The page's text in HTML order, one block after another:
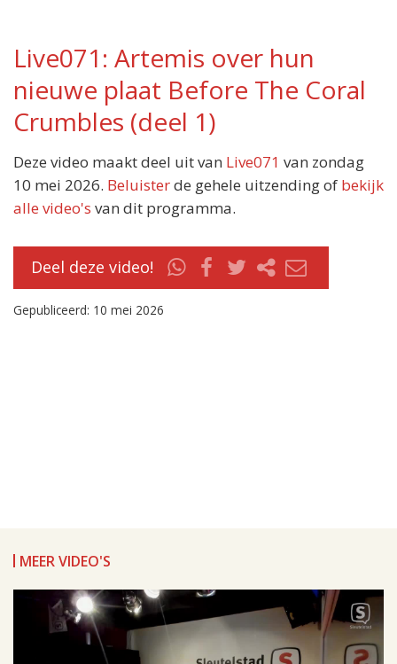
Live071: Artemis over hun
nieuwe plaat Before The Coral
Crumbles (deel 1)
Deze video maakt deel uit van Live071 van zondag
10 mei 2026. Beluisterde gehele uitzending of bekijk
alle video's van dit programma.
Deel deze video!
Gepubliceerd: 10 mei 2026
MEER VIDEO'S